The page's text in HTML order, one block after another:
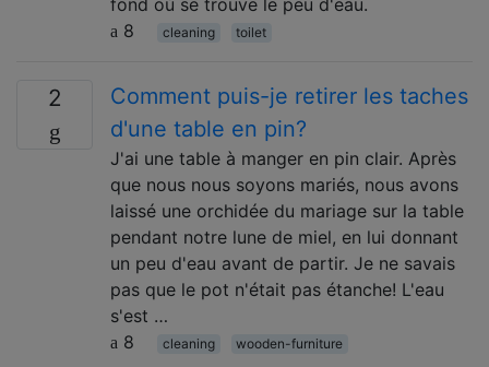
fond où se trouve le peu d'eau.
8
cleaning toilet
2
Comment puis-je retirer les taches
d'une table en pin?
J'ai une table à manger en pin clair. Après
que nous nous soyons mariés, nous avons
laissé une orchidée du mariage sur la table
pendant notre lune de miel, en lui donnant
un peu d'eau avant de partir. Je ne savais
pas que le pot n'était pas étanche! L'eau
s'est …
8
cleaning wooden-furniture